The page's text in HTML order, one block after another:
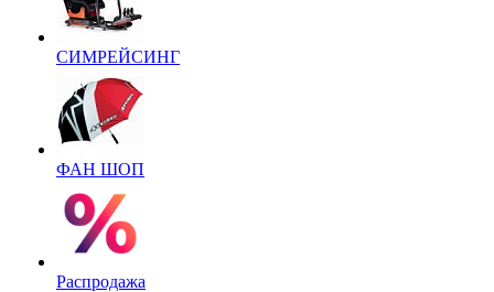
СИМРЕЙСИНГ
ФАН ШОП
Распродажа